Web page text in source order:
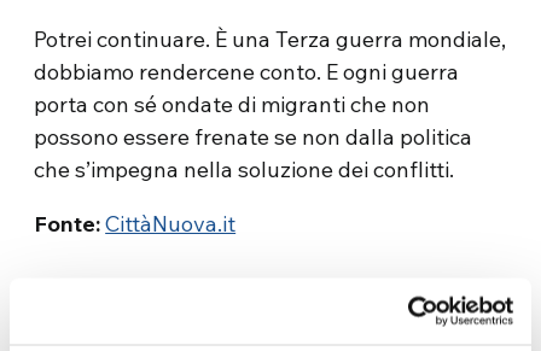
Potrei continuare. È una Terza guerra mondiale,
dobbiamo rendercene conto. E ogni guerra
porta con sé ondate di migranti che non
possono essere frenate se non dalla politica
che s’impegna nella soluzione dei conflitti.
Fonte:CittàNuova.it